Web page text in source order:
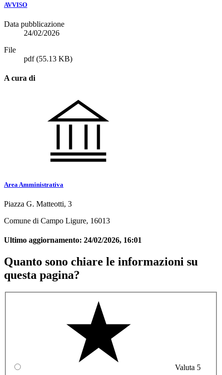
AVVISO
Data pubblicazione
24/02/2026
File
pdf(55.13 KB)
A cura di
Area Amministrativa
Piazza G. Matteotti, 3
Comune di Campo Ligure, 16013
Ultimo aggiornamento: 24/02/2026, 16:01
Quanto sono chiare le informazioni su
questa pagina?
Valuta 5